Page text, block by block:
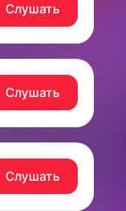
Слушать
Слушать
Слушать